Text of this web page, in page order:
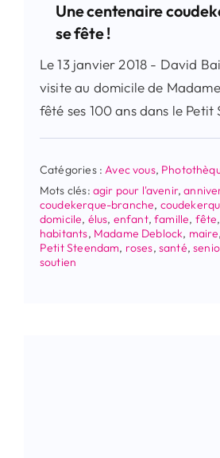
Une centenaire
se fête !
Le 13 janvier 2018 - David
visite au domicile de
fêté ses 100 ans dans le Petit
Catégories :Avec vous,
Mots clés: agir pour l'avenir,
coudekerque-branche,
domicile, élus, enfant,famille, fête,
habitants, Madame Deblock, maire,
Petit Steendam, roses, santé,
soutien